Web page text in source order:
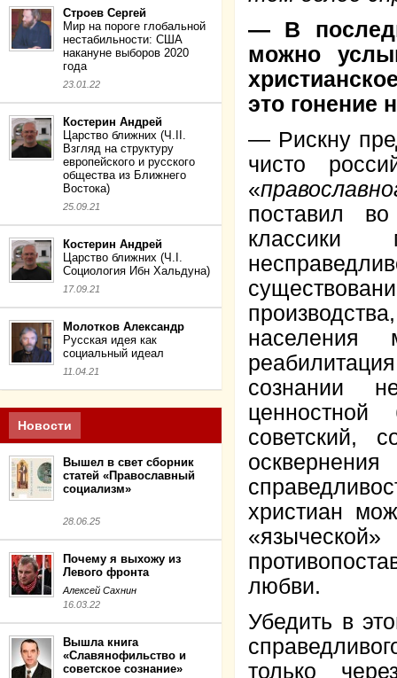
Строев Сергей
Мир на пороге глобальной
нестабильности: США
накануне выборов 2020
года
23.01.22
Костерин Андрей
Царство ближних (Ч.II.
Взгляд на структуру
европейского и русского
общества из Ближнего
Востока)
25.09.21
Костерин Андрей
Царство ближних (Ч.I.
Социология Ибн Хальдуна)
17.09.21
Молотков Александр
Русская идея как
социальный идеал
11.04.21
Новости
Вышел в свет сборник
статей «Православный
социализм»
28.06.25
Почему я выхожу из
Левого фронта
Алексей Сахнин
16.03.22
Вышла книга
«Славянофильство и
советское сознание»
— В
можно
это гонение
— Рискну
чисто
«
поставил
классики
населения
сознании
ценностной
советский,
христиан
любви.
Убедить в
только